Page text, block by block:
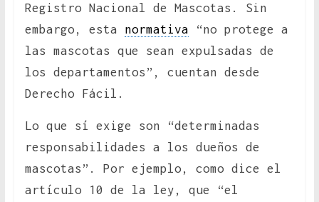
Registro Nacional de Mascotas. Sin
embargo, esta normativa “no protege a
las mascotas que sean expulsadas de
los departamentos”, cuentan desde
Derecho Fácil.
Lo que sí exige son “determinadas
responsabilidades a los dueños de
mascotas”. Por ejemplo, como dice el
artículo 10 de la ley, que “el